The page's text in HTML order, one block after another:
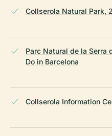
Collserola Natural Park,
Parc Natural de la Serra
Do in Barcelona
Collserola Information